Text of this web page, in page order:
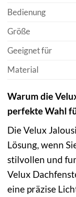
Bedienung
Größe
Geeignet für
Material
Warum die
perfekte Wahl
Die Velux
Lösung, wenn
stilvollen und
Velux
eine präzise